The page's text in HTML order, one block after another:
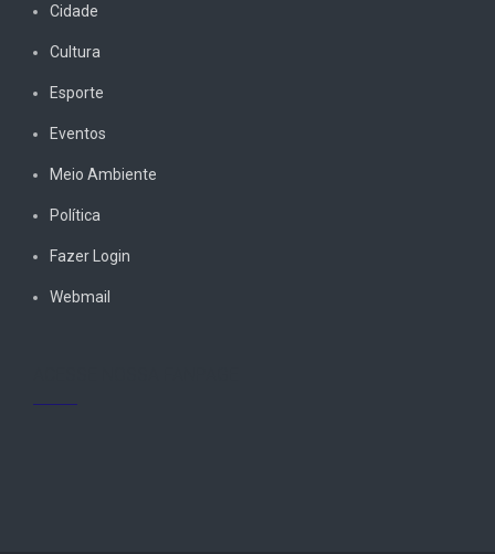
Cidade
Cultura
Esporte
Eventos
Meio Ambiente
Política
Fazer Login
Webmail